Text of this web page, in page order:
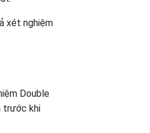
xét nghiệm
Double
trước khi